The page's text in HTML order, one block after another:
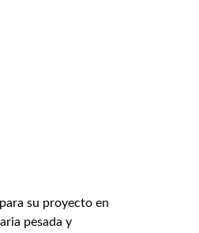
su proyecto en
pesada y